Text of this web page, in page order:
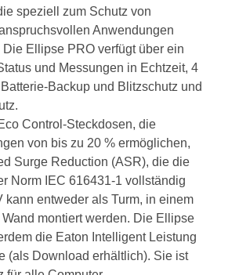
speziell zum Schutz von
Anwendungen
Ellipse PRO verfügt über ein
und Messungen in Echtzeit, 4
Backup und Blitzschutz und
Control-Steckdosen, die
von bis zu 20 % ermöglichen,
Surge Reduction (ASR), die die
Norm IEC 616431-1 vollständig
kann entweder als Turm, in einem
montiert werden. Die Ellipse
die Eaton Intelligent Leistung
(als Download erhältlich). Sie ist